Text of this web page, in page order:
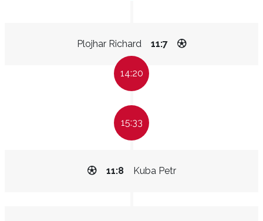
Plojhar Richard 11:7
14:20
15:33
Kuba Petr
11:8